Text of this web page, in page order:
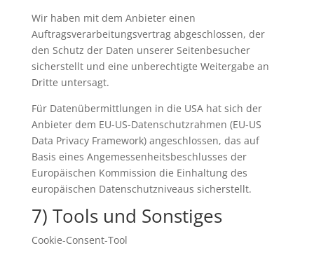
Wir haben mit dem Anbieter einen
Auftragsverarbeitungsvertrag abgeschlossen, der
den Schutz der Daten unserer Seitenbesucher
sicherstellt und eine unberechtigte Weitergabe an
Dritte untersagt.
Für Datenübermittlungen in die USA hat sich der
Anbieter dem EU-US-Datenschutzrahmen (EU-US
Data Privacy Framework) angeschlossen, das auf
Basis eines Angemessenheitsbeschlusses der
Europäischen Kommission die Einhaltung des
europäischen Datenschutzniveaus sicherstellt.
7) Tools und Sonstiges
Cookie-Consent-Tool